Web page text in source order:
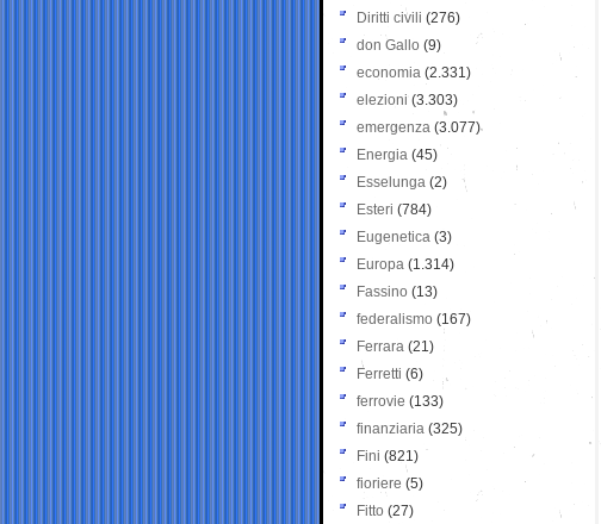
Diritti civili (276)
don Gallo (9)
economia (2.331)
elezioni (3.303)
emergenza (3.077)
Energia (45)
Esselunga (2)
Esteri (784)
Eugenetica (3)
Europa (1.314)
Fassino (13)
federalismo (167)
Ferrara (21)
Ferretti (6)
ferrovie (133)
finanziaria (325)
Fini (821)
fioriere (5)
Fitto (27)